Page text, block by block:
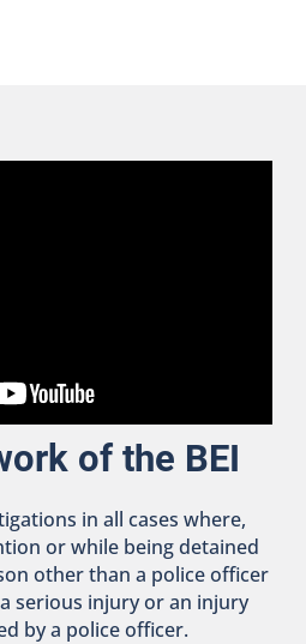
of the BEI
in all cases where,
or while being detained
other than a police officer
serious injury or an injury
by a police officer.